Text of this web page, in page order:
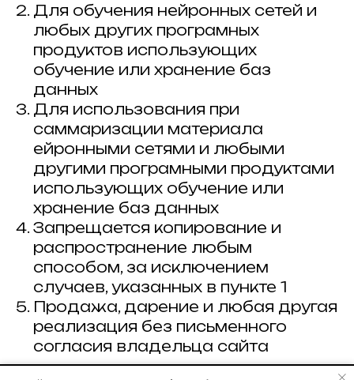
Для обучения нейронных сетей и
любых других програмных
продуктов использующих
обучение или хранение баз
данных
Для использования при
саммаризации материала
ейронными сетями и любыми
другими програмными продуктами
использующих обучение или
хранение баз данных
Запрещается копирование и
распространение любым
способом, за исключением
случаев, указанных в пункте 1
Продажа, дарение и любая другая
реализация без письменного
согласия владельца сайта